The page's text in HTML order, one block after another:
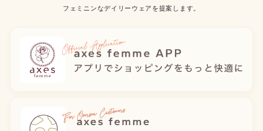
フェミニンなデイリーウェアを提案します。